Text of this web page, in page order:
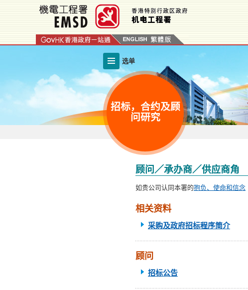
容
选单
招标，合约及顾
问研究
顾问／承办商／供应商角
如贵公司认同本署的抱负、使命和信念
相关资料
采购及政府招标程序简介
顾问
招标公告